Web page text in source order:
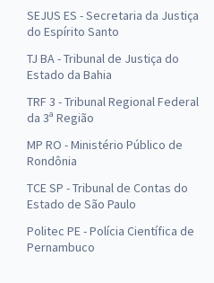
SEJUS ES - Secretaria da Justiça
do Espírito Santo
TJ BA - Tribunal de Justiça do
Estado da Bahia
TRF 3 - Tribunal Regional Federal
da 3ª Região
MP RO - Ministério Público de
Rondônia
TCE SP - Tribunal de Contas do
Estado de São Paulo
Politec PE - Polícia Científica de
Pernambuco